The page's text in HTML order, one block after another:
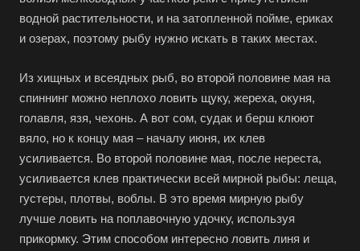
водной растительности, и на затопленной пойме, ериках
и озерах, поэтому рыбу нужно искать в таких местах.
Из хищных и всеядных рыб, во второй половине мая на
спиннинг можно неплохо ловить щуку, жереха, окуня,
голавля, язя, чехонь. А вот сом, судак и берш клюют
вяло, но к концу мая – началу июня, их клев
усиливается. Во второй половине мая, после нереста,
усиливается клев практически всей мирной рыбы: леща,
густеры, плотвы, воблы. В это время мирную рыбу
лучше ловить на поплавочную удочку, используя
прикормку. Этим способом интересно ловить линя и